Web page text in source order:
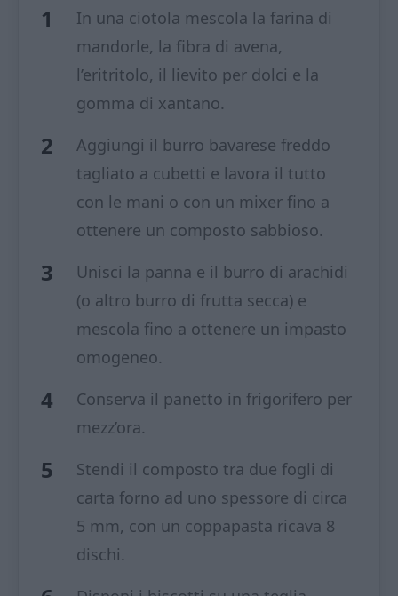
In una ciotola mescola la farina di
mandorle, la fibra di avena,
l’eritritolo, il lievito per dolci e la
gomma di xantano.
Aggiungi il burro bavarese freddo
tagliato a cubetti e lavora il tutto
con le mani o con un mixer fino a
ottenere un composto sabbioso.
Unisci la panna e il burro di arachidi
(o altro burro di frutta secca) e
mescola fino a ottenere un impasto
omogeneo.
Conserva il panetto in frigorifero per
mezz’ora.
Stendi il composto tra due fogli di
carta forno ad uno spessore di circa
5 mm, con un coppapasta ricava 8
dischi.